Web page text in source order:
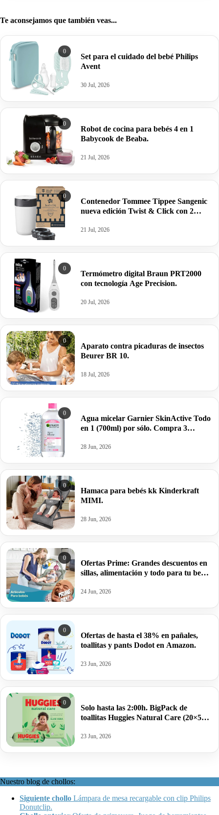
Te aconsejamos que también veas...
0
Set para el cuidado del bebé Philips
Avent
30 Jul, 2026
0
Robot de cocina para bebés 4 en 1
Babycook de Beaba.
21 Jul, 2026
0
Contenedor Tommee Tippee Sangenic
nueva edición Twist & Click con 2
21 Jul, 2026
0
Termómetro digital Braun PRT2000
con tecnología Age Precision.
20 Jul, 2026
0
Aparato contra picaduras de insectos
Beurer BR 10.
18 Jul, 2026
0
Agua micelar Garnier SkinActive Todo
en 1 (700ml) por sólo. Compra 3
28 Jun, 2026
0
Hamaca para bebés kk Kinderkraft
MIMI.
28 Jun, 2026
0
Ofertas Prime: Grandes descuentos en
sillas, alimentación y todo para tu bebé
24 Jun, 2026
0
Ofertas de hasta el 38% en pañales,
toallitas y pants Dodot en Amazon.
23 Jun, 2026
0
Solo hasta las 2:00h. BigPack de
toallitas Huggies Natural Care (20×56=
23 Jun, 2026
Nuestro blog de chollos:
Siguiente chollo Lámpara de mesa recargable con clip Philips
Donutclip.